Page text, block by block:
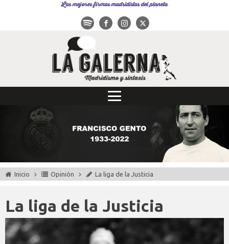
Las mejores firmas madridistas del planeta
Inicio Opinión La liga de la Justicia
La liga de la Justicia